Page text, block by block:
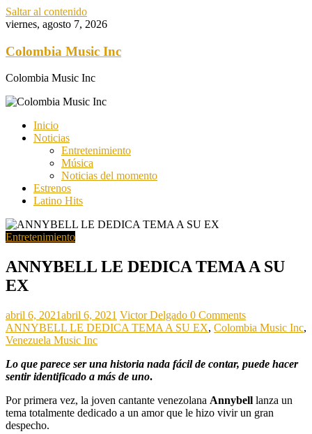
Saltar al contenido
viernes, agosto 7, 2026
Colombia Music Inc
Colombia Music Inc
Inicio
Noticias
Entretenimiento
Música
Noticias del momento
Estrenos
Latino Hits
Entretenimiento
ANNYBELL LE DEDICA TEMA A SU
EX
abril 6, 2021abril 6, 2021 Victor Delgado 0 Comments
ANNYBELL LE DEDICA TEMA A SU EX, Colombia Music Inc,
Venezuela Music Inc
Lo que parece ser una historia nada fácil de contar, puede hacer
sentir identificado a más de uno.
Por primera vez, la joven cantante venezolana Annybell lanza un
tema totalmente dedicado a un amor que le hizo vivir un gran
despecho.